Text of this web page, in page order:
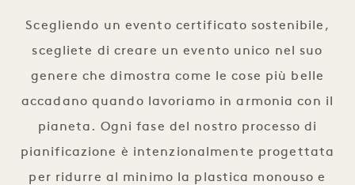
Scegliendo un evento certificato sostenibile,
scegliete di creare un evento unico nel suo
genere che dimostra come le cose più belle
accadano quando lavoriamo in armonia con il
pianeta. Ogni fase del nostro processo di
pianificazione è intenzionalmente progettata
per ridurre al minimo la plastica monouso e